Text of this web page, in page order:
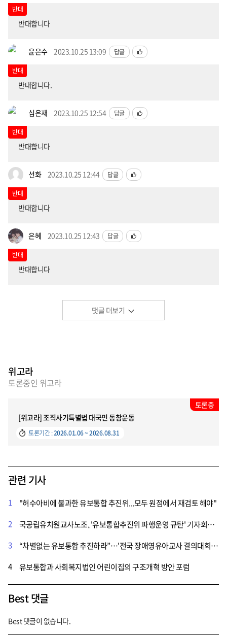
반대
반대합니다
윤은수 2023.10.25 13:09 답글
반대
반대합니다.
심은재 2023.10.25 12:54 답글
반대
반대합니다
선화 2023.10.25 12:44 답글
반대
반대합니다
은혜 2023.10.25 12:43 답글
반대
반대합니다
댓글 더보기
위고라
토론중인 위고라
토론중
[위고라] 조직사기특별법 대국민 동참운동
토론기간 :2026.01.06 ~ 2026.08.31
관련 기사
1
"허수아비에 불과한 유보통합 추진위...모두 원점에서 재검토 해야"
2
국공립유치원교사노조, '유보통합추진위 파행운영 규탄' 기자회견 연다
3
“차별없는 유보통합 추진하라”…'전국 장애영유아교사 결의대회' 국회 앞에서 개최
4
유보통합과 사회복지법인 어린이집의 구조개혁 방안 포럼
Best 댓글
Best 댓글이 없습니다.